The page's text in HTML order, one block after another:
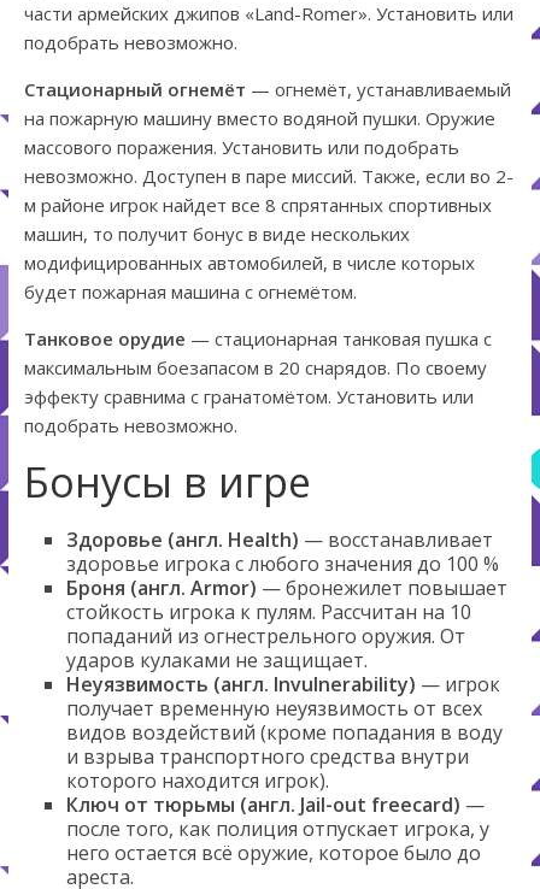
части армейских джипов «Land-Romer». Установить или
подобрать невозможно.
Стационарный огнемёт — огнемёт, устанавливаемый
на пожарную машину вместо водяной пушки. Оружие
массового поражения. Установить или подобрать
невозможно. Доступен в паре миссий. Также, если во 2-
м районе игрок найдет все 8 спрятанных спортивных
машин, то получит бонус в виде нескольких
модифицированных автомобилей, в числе которых
будет пожарная машина с огнемётом.
Танковое орудие — стационарная танковая пушка с
максимальным боезапасом в 20 снарядов. По своему
эффекту сравнима с гранатомётом. Установить или
подобрать невозможно.
Бонусы в игре
Здоровье (англ. Health) — восстанавливает
здоровье игрока с любого значения до 100 %
Броня (англ. Armor) — бронежилет повышает
стойкость игрока к пулям. Рассчитан на 10
попаданий из огнестрельного оружия. От
ударов кулаками не защищает.
Неуязвимость (англ. Invulnerability) — игрок
получает временную неуязвимость от всех
видов воздействий (кроме попадания в воду
и взрыва транспортного средства внутри
которого находится игрок).
Ключ от тюрьмы (англ. Jail-out freecard) —
после того, как полиция отпускает игрока, у
него остается всё оружие, которое было до
ареста.